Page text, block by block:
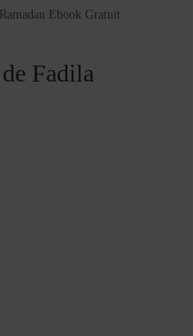
Ebook Gratuit
Fadila